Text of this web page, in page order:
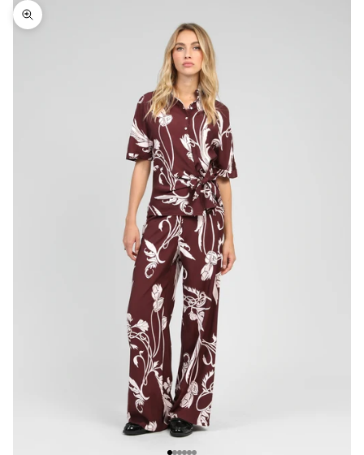
Zoomer sur l'image